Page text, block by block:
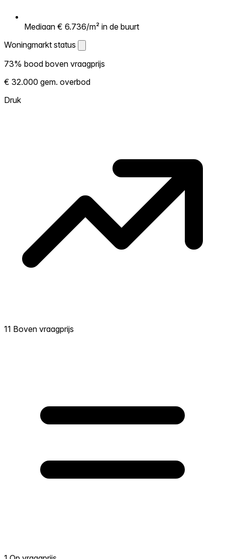
Mediaan € 6.736/m² in de buurt
Woningmarkt status
Woningmarkt status
Laat zien hoe competitief de markt hier is.
Hoe meer woningen boven vraagprijs
verkopen, hoe heter. Heet? Verwacht
73% bood boven vraagprijs
€ 32.000 gem. overbod
Druk
11 Boven vraagprijs